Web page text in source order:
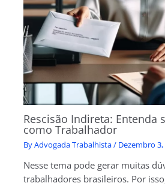
Rescisão Indireta: Entenda
como Trabalhador
ByAdvogada Trabalhista/ Dezembro 3,
Nesse tema pode gerar muitas
trabalhadores brasileiros. Por